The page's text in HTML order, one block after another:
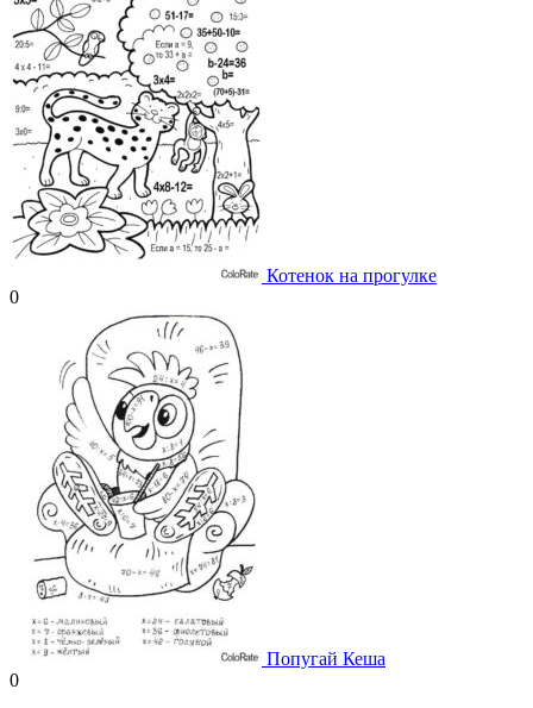
Котенок на прогулке
0
Попугай Кеша
0